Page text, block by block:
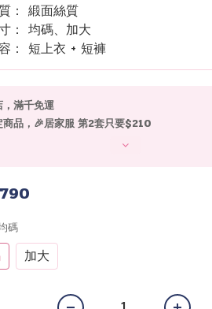
： 緞面絲質
： 均碼、加大
： 短上衣 + 短褲
，滿千免運
商品，🎉居家服 第2套只要$210
碼
加大